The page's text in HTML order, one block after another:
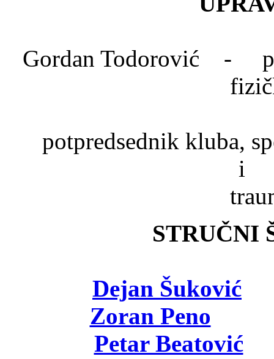
Gordan Todorović -
potpredsednik kluba,
STRUČNI
Dejan Šuković
Zoran Peno
Petar Beatović-